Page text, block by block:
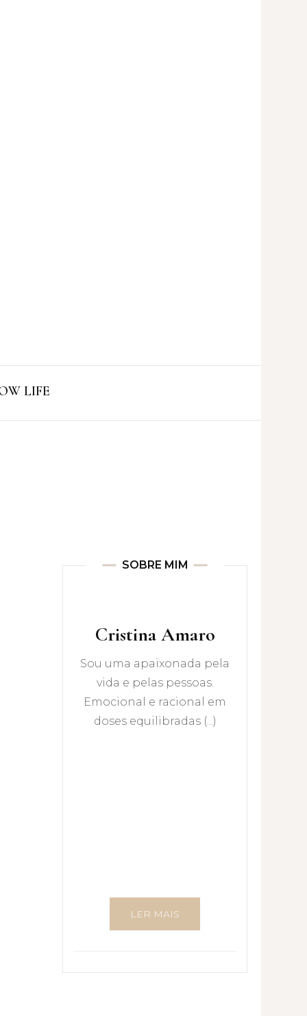
LIFE
SOBRE MIM
Cristina Amaro
Sou uma apaixonada pela
vida e pelas pessoas.
Emocional e racional em
doses equilibradas (...)
LER MAIS